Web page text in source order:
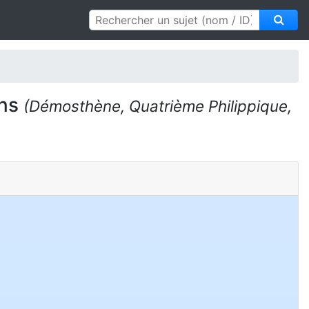
(Démosthène, Quatrième Philippique,